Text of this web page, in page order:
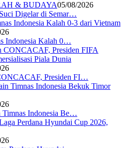
& BUDAYA05/08/2026
Digelar di Semar…
Indonesia Kalah 0…
Presiden FI…
Timnas Indonesia Be…